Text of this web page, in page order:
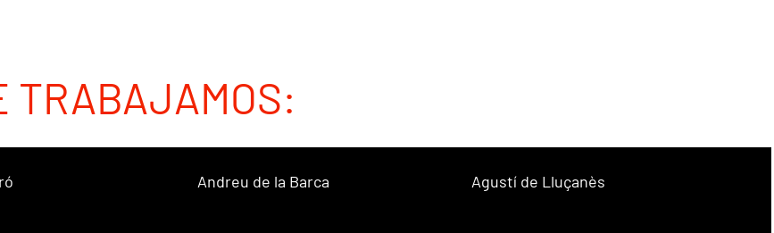
TRABAJAMOS:
Andreu de la Barca Agustí de Lluçanès